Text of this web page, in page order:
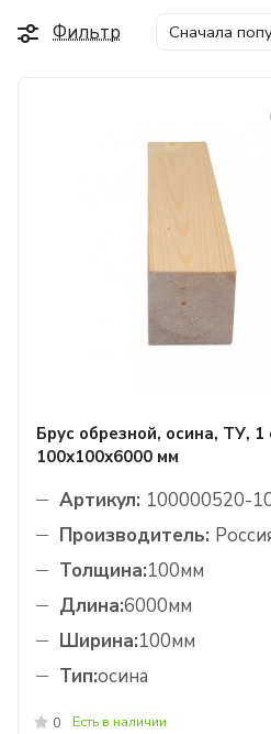
Фильтр Сначала
Брус обрезной, осина, ТУ, 1
100х100х6000 мм
Артикул: 100000520-
Производитель:
Толщина:100мм
Длина:6000мм
Ширина:100мм
Тип:осина
0 Есть в наличии